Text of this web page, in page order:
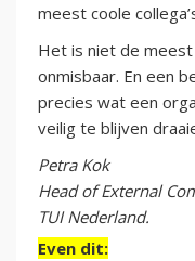
meest coole
Het is niet de
onmisbaar. En een
precies wat een
veilig te blijven
Petra Kok
Head of External
TUI Nederland.
Even dit: